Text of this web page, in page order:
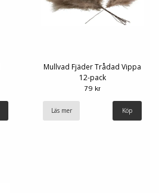
Mullvad Fjäder Trådad Vippa
12-pack
79 kr
Läs mer